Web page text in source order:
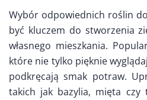
Wybór odpowiednich roślin
być kluczem do stworzenia
własnego mieszkania.
które nie tylko pięknie
podkręcają smak potraw.
takich jak bazylia, mięta czy